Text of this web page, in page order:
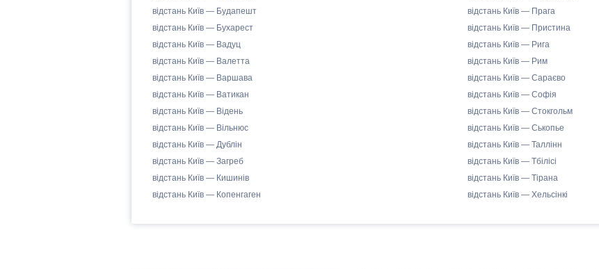
відстань Київ — Будапешт
відстань Київ — Бухарест
відстань Київ — Вадуц
відстань Київ — Валетта
відстань Київ — Варшава
відстань Київ — Ватикан
відстань Київ — Відень
відстань Київ — Вільнюс
відстань Київ — Дублін
відстань Київ — Загреб
відстань Київ — Кишинів
відстань Київ — Копенгаген
відстань Київ — Прага
відстань Київ — Пристина
відстань Київ — Рига
відстань Київ — Рим
відстань Київ — Сараєво
відстань Київ — Софія
відстань Київ — Стокгольм
відстань Київ — Ськопье
відстань Київ — Таллінн
відстань Київ — Тбілісі
відстань Київ — Тірана
відстань Київ — Хельсінкі